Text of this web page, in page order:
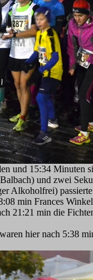
und 15:34 Minuten
und zwei
Alkoholfrei)
min Frances
21:21 min die
hier nach 5:38